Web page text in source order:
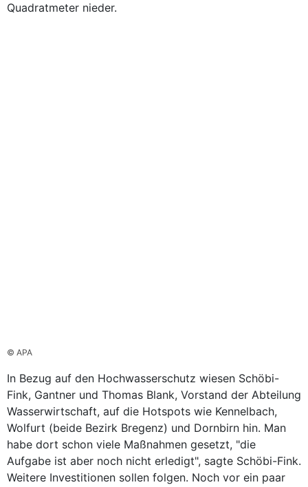
Quadratmeter nieder.
© APA
In Bezug auf den Hochwasserschutz wiesen Schöbi-
Fink, Gantner und Thomas Blank, Vorstand der Abteilung
Wasserwirtschaft, auf die Hotspots wie Kennelbach,
Wolfurt (beide Bezirk Bregenz) und Dornbirn hin. Man
habe dort schon viele Maßnahmen gesetzt, "die
Aufgabe ist aber noch nicht erledigt", sagte Schöbi-Fink.
Weitere Investitionen sollen folgen. Noch vor ein paar